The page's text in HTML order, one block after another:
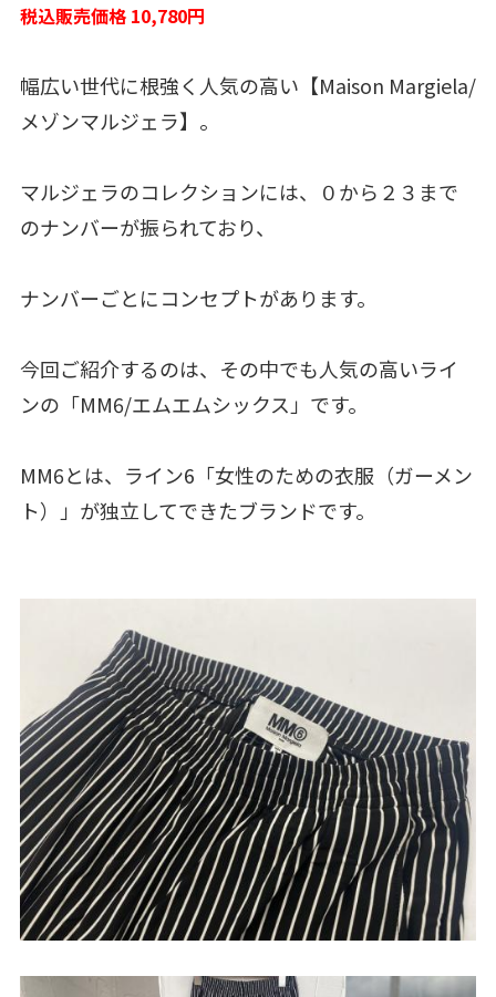
税込販売価格 10,780円
幅広い世代に根強く人気の高い【Maison Margiela/
メゾンマルジェラ】。
マルジェラのコレクションには、０から２３まで
のナンバーが振られており、
ナンバーごとにコンセプトがあります。
今回ご紹介するのは、その中でも人気の高いライ
ンの「MM6/エムエムシックス」です。
MM6とは、ライン6「女性のための衣服（ガーメン
ト）」が独立してできたブランドです。